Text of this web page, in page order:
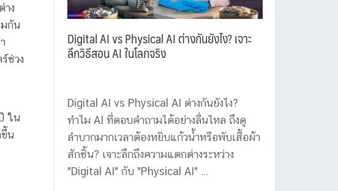
าง
มกัน
ช่วง
ใน
น
Digital AI vs Physical AI ต่างกันยังไง? เจาะ
ลึกวิธีสอน AI ในโลกจริง
Digital AI vs Physical AI ต่างกันยังไง?
ทำไม AI ที่ตอบคำถามได้อย่างลื่นไหล ถึงดู
ลำบากมากเวลาต้องหยิบแก้วน้ำหรือพับเสื้อผ้า
สักชิ้น? เจาะลึกถึงความแตกต่างระหว่าง
"Digital AI" กับ "Physical AI" ...